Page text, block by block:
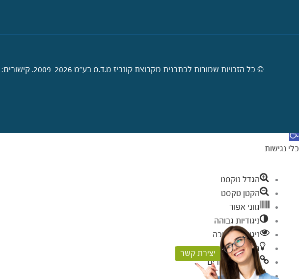
© כל הזכויות שמורות לכתבנית מקבוצת קונביז מ.ד.ס בע"מ 2009-2026. קישורים:
יצירת קשר
פתח סרגל נגישות
כלי נגישות
הגדל טקסט
הקטן טקסט
גווני אפור
ניגודיות גבוהה
ניגודיות הפוכה
רקע בהיר
הדגשת קישורים
פונט קריא